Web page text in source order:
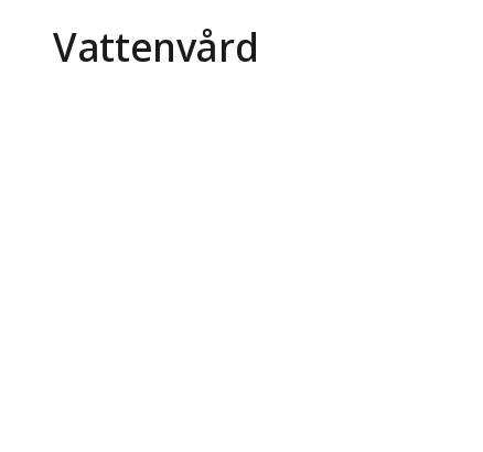
Vattenvård